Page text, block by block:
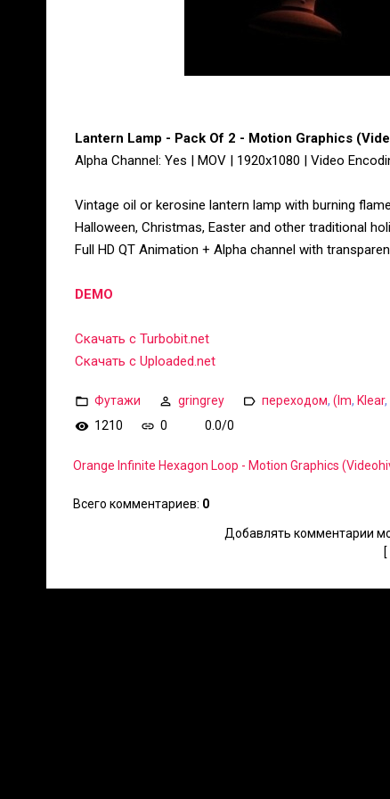
Lantern Lamp - Pack Of 2 - Motion Graphics
Alpha Channel: Yes | MOV | 1920x1080 | Video
Vintage oil or kerosine lantern lamp with burning
Halloween, Christmas, Easter and other traditional
Full HD QT Animation + Alpha channel with
DEMO
Скачать с Turbobit.net
Скачать с Uploaded.net
Футажи gringrey переходом, (Im, Klear,
1210
0 0.0/0
Orange Infinite Hexagon Loop - Motion Graphics
Всего комментариев: 0
Добавлять комментарии
[